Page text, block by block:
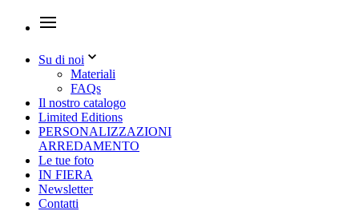
Su di noi
Materiali
FAQs
Il nostro catalogo
Limited Editions
PERSONALIZZAZIONI
ARREDAMENTO
Le tue foto
IN FIERA
Newsletter
Contatti